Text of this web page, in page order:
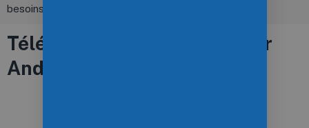
besoins spécifiques.
Télécharger l'application sur
Android